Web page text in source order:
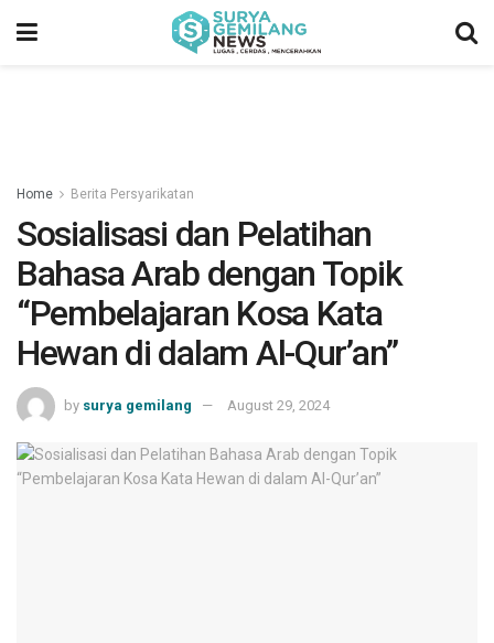
Home Berita Persyarikatan
Sosialisasi dan Pelatihan
Bahasa Arab dengan Topik
“Pembelajaran Kosa Kata
Hewan di dalam Al-Qur’an”
by surya gemilang August 29, 2024